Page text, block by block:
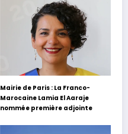
Mairie de Paris : La Franco-
Marocaine Lamia El Aaraje
nommée première adjointe